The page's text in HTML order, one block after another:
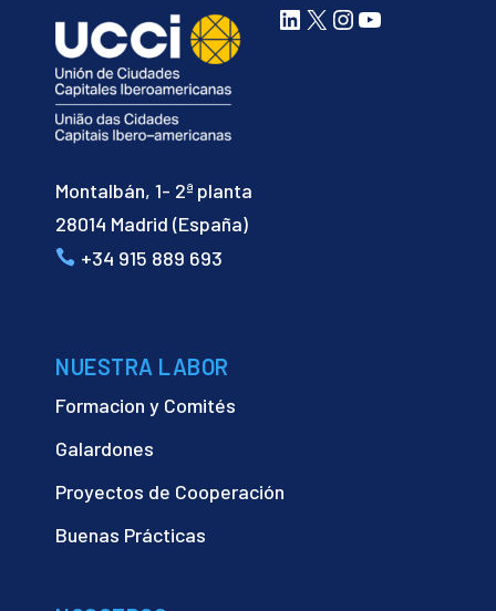
Montalbán, 1- 2ª planta
28014 Madrid (España)
+34 915 889 693
LinkedIn
X Instagram
YouTube
NUESTRA LABOR
Formacion y Comités
Galardones
Proyectos de Cooperación
Buenas Prácticas